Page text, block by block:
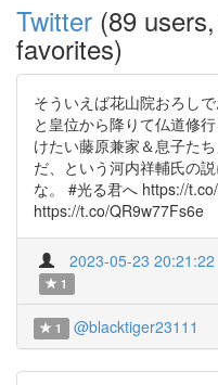
Twitter (89
favorites)
そういえば花山院おろし
と皇位から降りて仏道修
けたい藤原兼家＆息子た
だ、という河内祥輔氏の
な。 #光る君へ https://
https://t.co/QR9w77Fs6e
2023-05-23 20:21:22
1
1 @blacktiger23111